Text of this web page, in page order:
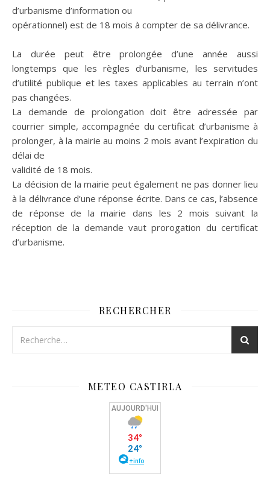
d’urbanisme d’information ou
opérationnel) est de 18 mois à compter de sa délivrance.
La durée peut être prolongée d’une année aussi
longtemps que les règles d’urbanisme, les servitudes
d’utilité publique et les taxes applicables au terrain n’ont
pas changées.
La demande de prolongation doit être adressée par
courrier simple, accompagnée du certificat d’urbanisme à
prolonger, à la mairie au moins 2 mois avant l’expiration du
délai de
validité de 18 mois.
La décision de la mairie peut également ne pas donner lieu
à la délivrance d’une réponse écrite. Dans ce cas, l’absence
de réponse de la mairie dans les 2 mois suivant la
réception de la demande vaut prorogation du certificat
d’urbanisme.
RECHERCHER
METEO CASTIRLA